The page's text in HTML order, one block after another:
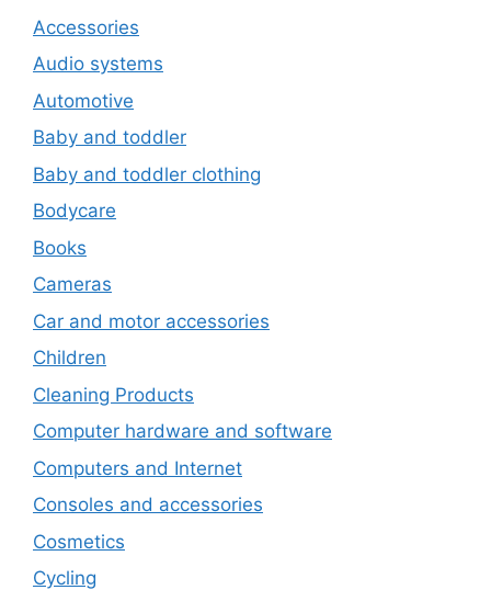
Accessories
Audio systems
Automotive
Baby and toddler
Baby and toddler clothing
Bodycare
Books
Cameras
Car and motor accessories
Children
Cleaning Products
Computer hardware and software
Computers and Internet
Consoles and accessories
Cosmetics
Cycling